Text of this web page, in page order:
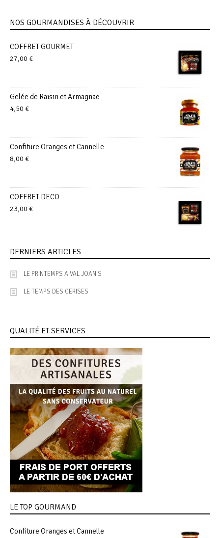
NOS GOURMANDISES À DÉCOUVRIR
COFFRET GOURMET
27,00 €
Gelée de Raisin et Armagnac
4,50 €
Confiture Oranges et Cannelle
8,00 €
COFFRET DECO
23,00 €
DERNIERS ARTICLES
LE PRINTEMPS A VAL JOANIS
LE TEMPS DES CERISES
QUALITÉ ET SERVICES
LE TOP GOURMAND
Confiture Oranges et Cannelle